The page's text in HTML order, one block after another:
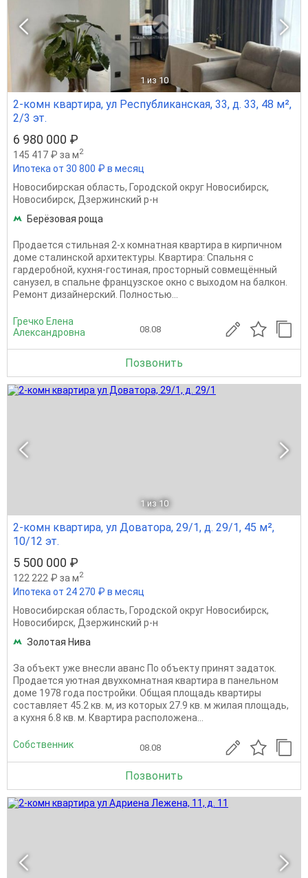
1 из 10
2-комн квартира, ул Республиканская, 33, д. 33, 48 м²,
2/3 эт.
6 980 000 ₽
145 417 ₽ за м2
Ипотека от 30 800 ₽ в месяц
Новосибирская область, Городской округ Новосибирск,
Новосибирск, Дзержинский р-н
Берёзовая роща
Продается стильная 2-х комнатная квартира в кирпичном
доме сталинской архитектуры. Квартира: Спальня с
гардеробной, кухня-гостиная, просторный совмещённый
санузел, в спальне французское окно с выходом на балкон.
Ремонт дизайнерский. Полностью...
Гречко Елена
Александровна
08.08
Позвонить
1 из 10
2-комн квартира, ул Доватора, 29/1, д. 29/1, 45 м²,
10/12 эт.
5 500 000 ₽
122 222 ₽ за м2
Ипотека от 24 270 ₽ в месяц
Новосибирская область, Городской округ Новосибирск,
Новосибирск, Дзержинский р-н
Золотая Нива
За объект уже внесли аванс По объекту принят задаток.
Продается уютная двухкомнатная квартира в панельном
доме 1978 года постройки. Общая площадь квартиры
составляет 45.2 кв. м, из которых 27.9 кв. м жилая площадь,
а кухня 6.8 кв. м. Квартира расположена...
Собственник 08.08
Позвонить